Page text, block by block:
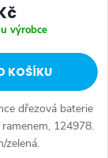
výrobce
KOŠÍKU
dřezová baterie
124978.
zelená.